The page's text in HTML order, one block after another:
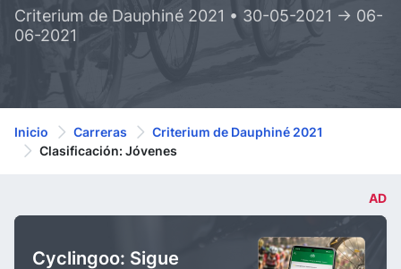
Criterium de Dauphiné 2021 • 30-05-2021 -> 06-
06-2021
Inicio Carreras
Criterium de Dauphiné 2021
Clasificación: Jóvenes
AD
Cyclingoo: Sigue